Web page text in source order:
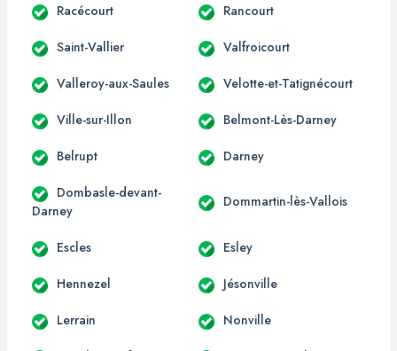
Racécourt Rancourt
Saint-Vallier Valfroicourt
Valleroy-aux-Saules Velotte-et-Tatignécourt
Ville-sur-Illon Belmont-Lès-Darney
Belrupt Darney
Dombasle-devant-
Darney
Dommartin-lès-Vallois
Escles Esley
Hennezel Jésonville
Lerrain Nonville